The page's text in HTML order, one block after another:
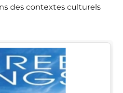
des contextes culturels